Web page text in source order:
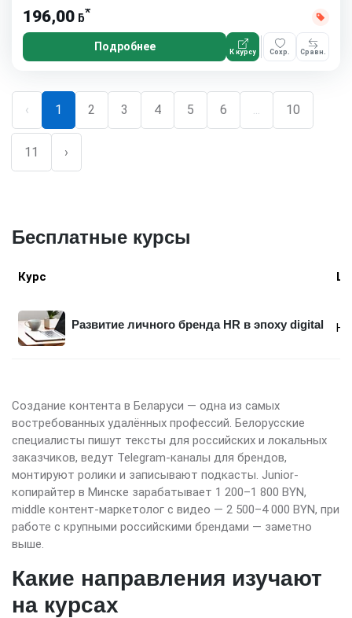
196,00 ƃ*
Подробнее К курсу Сохр. Сравн.
‹ 1 2 3 4 5 6 ... 10
11 ›
Бесплатные курсы
Курс
Развитие личного бренда HR в эпоху digital
Создание контента в Беларуси — одна из самых
востребованных удалённых профессий. Белорусские
специалисты пишут тексты для российских и локальных
заказчиков, ведут Telegram-каналы для брендов,
монтируют ролики и записывают подкасты. Junior-
копирайтер в Минске зарабатывает 1 200–1 800 BYN,
middle контент-маркетолог с видео — 2 500–4 000 BYN, при
работе с крупными российскими брендами — заметно
выше.
Какие направления изучают
на курсах